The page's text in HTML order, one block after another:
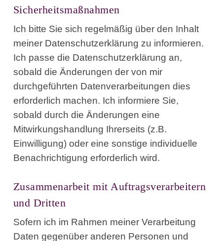
Sicherheitsmaßnahmen
Ich bitte Sie sich regelmäßig über den Inhalt
meiner Datenschutzerklärung zu informieren.
Ich passe die Datenschutzerklärung an,
sobald die Änderungen der von mir
durchgeführten Datenverarbeitungen dies
erforderlich machen. Ich informiere Sie,
sobald durch die Änderungen eine
Mitwirkungshandlung Ihrerseits (z.B.
Einwilligung) oder eine sonstige individuelle
Benachrichtigung erforderlich wird.
Zusammenarbeit mit Auftragsverarbeitern
und Dritten
Sofern ich im Rahmen meiner Verarbeitung
Daten gegenüber anderen Personen und